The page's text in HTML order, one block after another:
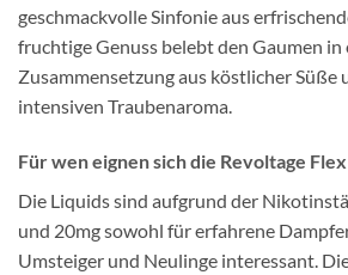
geschmackvolle Sinfonie aus
fruchtige Genuss belebt den Gaumen
Zusammensetzung aus köstlicher Süße
intensiven Traubenaroma.
Für wen eignen sich die Revoltage
Die Liquids sind aufgrund der
und 20mg sowohl für erfahrene
Umsteiger und Neulinge interessant.